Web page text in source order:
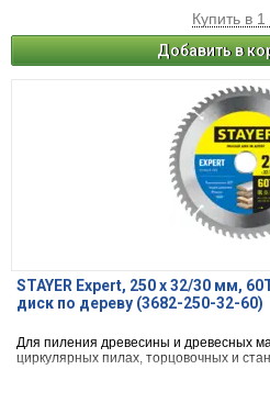
Купить в 1
Добавить в
STAYER Expert, 250 x 32/30 мм,
диск по дереву (3682-250-32-60)
Для пиления древесины и древесных
циркулярных пилах, торцовочных и